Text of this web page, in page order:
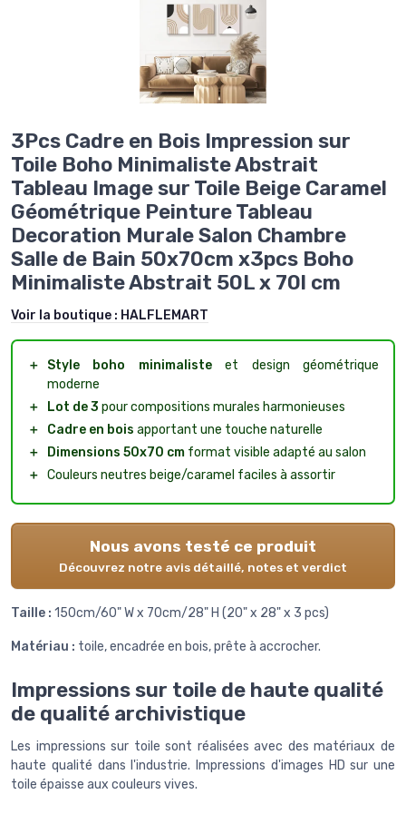
3Pcs Cadre en Bois Impression sur
Toile Boho Minimaliste Abstrait
Tableau Image sur Toile Beige Caramel
Géométrique Peinture Tableau
Decoration Murale Salon Chambre
Salle de Bain 50x70cm x3pcs Boho
Minimaliste Abstrait 50L x 70l cm
Voir la boutique : HALFLEMART
＋ Style boho minimalisteet design géométrique
moderne
＋
Lot de 3 pour compositions murales harmonieuses
＋
Cadre en bois apportant une touche naturelle
＋
Dimensions 50x70 cm format visible adapté au salon
＋ Couleurs neutres beige/caramel faciles à assortir
Nous avons testé ce produit
Découvrez notre avis détaillé, notes et verdict
Taille : 150cm/60" W x 70cm/28" H (20" x 28" x 3 pcs)
Matériau : toile, encadrée en bois, prête à accrocher.
Impressions sur toile de haute qualité
de qualité archivistique
Les impressions sur toile sont réalisées avec des matériaux de
haute qualité dans l'industrie. Impressions d'images HD sur une
toile épaisse aux couleurs vives.